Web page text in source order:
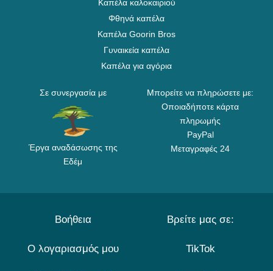
Καπέλα καλοκαιριού
Φθηνά καπέλα
Καπέλα Goorin Bros
Γυναικεία καπέλα
Καπέλα για αγόρια
Σε συνεργασία με
Έργα αναδάσωσης της
Εδέμ
Μπορείτε να πληρώσετε με:
Οποιαδήποτε κάρτα
πληρωμής
PayPal
Μεταγραφές 24
Βοήθεια
Ο λογαριασμός μου
Βρείτε μας σε:
TikTok